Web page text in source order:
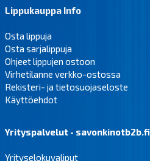
Lippukauppa Info
Osta lippuja
Osta sarjalippuja
Ohjeet lippujen ostoon
Virhetilanne verkko-ostossa
Rekisteri- ja tietosuojaseloste
Käyttöehdot
Yrityspalvelut - savonkinotb2b.fi
Yrityselokuvaliput